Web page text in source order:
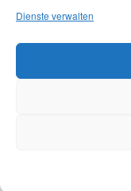
Dienste verwalten